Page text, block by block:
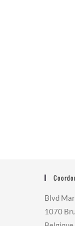
Blvd
1070